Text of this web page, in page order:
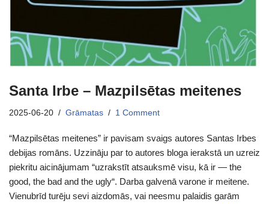
Santa Irbe – Mazpilsētas meitenes
2025-06-20 Grāmatas 1 Comment
“Mazpilsētas meitenes” ir pavisam svaigs autores Santas Irbes
debijas romāns. Uzzināju par to autores bloga ierakstā un uzreiz
piekritu aicinājumam “uzrakstīt atsauksmē visu, kā ir — the
good, the bad and the ugly“. Darba galvenā varone ir meitene.
Vienubrīd turēju sevi aizdomās, vai neesmu palaidis garām